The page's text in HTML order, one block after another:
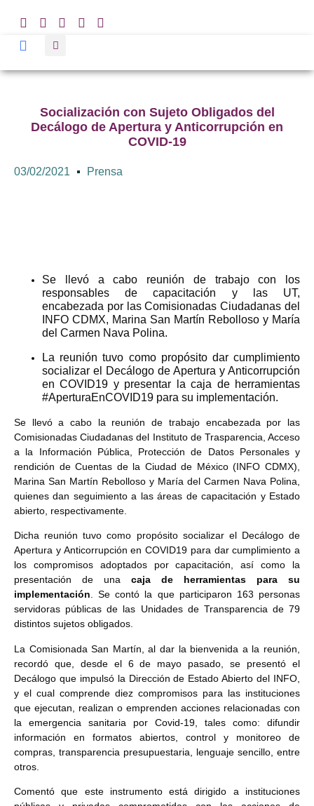
Socialización con Sujeto Obligados del
Decálogo de Apertura y Anticorrupción en
COVID-19
03/02/2021 Prensa
Se llevó a cabo reunión de trabajo con los
responsables de capacitación y las UT,
encabezada por las Comisionadas Ciudadanas del
INFO CDMX, Marina San Martín Rebolloso y María
del Carmen Nava Polina.
La reunión tuvo como propósito dar cumplimiento
socializar el Decálogo de Apertura y Anticorrupción
en COVID19 y presentar la caja de herramientas
#AperturaEnCOVID19 para su implementación.
Se llevó a cabo la reunión de trabajo encabezada por las
Comisionadas Ciudadanas del Instituto de Trasparencia, Acceso
a la Información Pública, Protección de Datos Personales y
rendición de Cuentas de la Ciudad de México (INFO CDMX),
Marina San Martín Rebolloso y María del Carmen Nava Polina,
quienes dan seguimiento a las áreas de capacitación y Estado
abierto, respectivamente.
Dicha reunión tuvo como propósito socializar el Decálogo de
Apertura y Anticorrupción en COVID19 para dar cumplimiento a
los compromisos adoptados por capacitación, así como la
presentación de una caja de herramientas para su
implementación. Se contó la que participaron 163 personas
servidoras públicas de las Unidades de Transparencia de 79
distintos sujetos obligados.
La Comisionada San Martín, al dar la bienvenida a la reunión,
recordó que, desde el 6 de mayo pasado, se presentó el
Decálogo que impulsó la Dirección de Estado Abierto del INFO,
y el cual comprende diez compromisos para las instituciones
que ejecutan, realizan o emprenden acciones relacionadas con
la emergencia sanitaria por Covid-19, tales como: difundir
información en formatos abiertos, control y monitoreo de
compras, transparencia presupuestaria, lenguaje sencillo, entre
otros.
Comentó que este instrumento está dirigido a instituciones